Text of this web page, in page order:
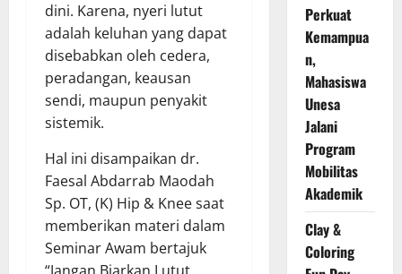
dini. Karena, nyeri lutut
adalah keluhan yang dapat
disebabkan oleh cedera,
peradangan, keausan
sendi, maupun penyakit
sistemik.
Hal ini disampaikan dr.
Faesal Abdarrab Maodah
Sp. OT, (K) Hip & Knee saat
memberikan materi dalam
Seminar Awam bertajuk
Perkuat
Kemampua
n,
Mahasiswa
Unesa
Jalani
Program
Mobilitas
Akademik
Clay &
Coloring